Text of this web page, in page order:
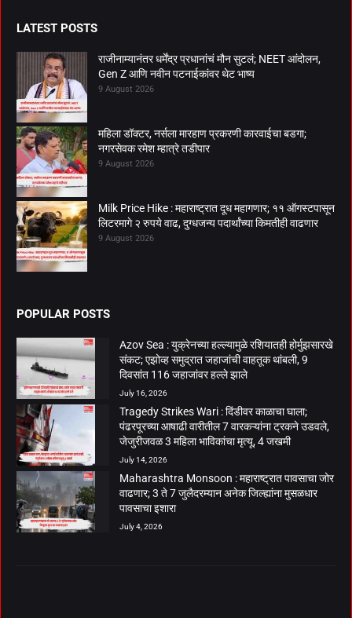
LATEST POSTS
राजीनाम्यानंतर धर्मेंद्र प्रधानांचं मौन सुटलं; NEET आंदोलन,
Gen Z आणि नवीन पटनाईकांवर थेट भाष्य
9 August 2026
महिला डॉक्टर, नर्सला मारहाण प्रकरणी कारवाईचा बडगा;
नगरसेवक रमेश म्हात्रे तडीपार
9 August 2026
Milk Price Hike : महाराष्ट्रात दूध महागणार; ११ ऑगस्टपासून
लिटरमागे २ रुपये वाढ, दुग्धजन्य पदार्थांच्या किमतीही वाढणार
9 August 2026
POPULAR POSTS
Azov Sea : युक्रेनच्या हल्ल्यामुळे रशियातही होर्मुझसारखे
संकट; एझोव्ह समुद्रात जहाजांची वाहतूक थांबली, 9
दिवसांत 116 जहाजांवर हल्ले झाले
July 16, 2026
Tragedy Strikes Wari : दिंडीवर काळाचा घाला;
पंढरपूरच्या आषाढी वारीतील 7 वारकऱ्यांना ट्रकने उडवले,
जेजुरीजवळ 3 महिला भाविकांचा मृत्यू, 4 जखमी
July 14, 2026
Maharashtra Monsoon : महाराष्ट्रात पावसाचा जोर
वाढणार; 3 ते 7 जुलैदरम्यान अनेक जिल्ह्यांना मुसळधार
पावसाचा इशारा
July 4, 2026